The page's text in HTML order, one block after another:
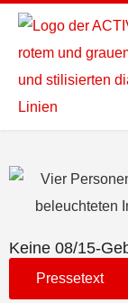
Keine 08/15-
Pressetext